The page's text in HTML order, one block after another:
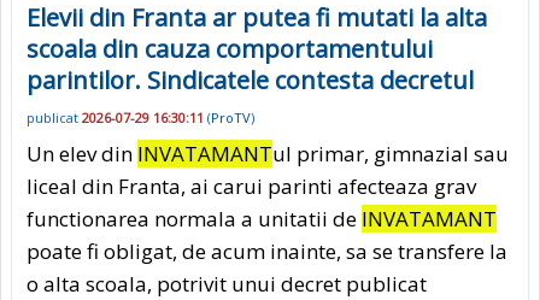
Elevii din Franta ar putea fi mutati la alta
scoala din cauza comportamentului
parintilor. Sindicatele contesta decretul
publicat 2026-07-29 16:30:11 (ProTV)
Un elev din INVATAMANTul primar, gimnazial sau
liceal din Franta, ai carui parinti afecteaza grav
functionarea normala a unitatii de INVATAMANT
poate fi obligat, de acum inainte, sa se transfere la
o alta scoala, potrivit unui decret publicat